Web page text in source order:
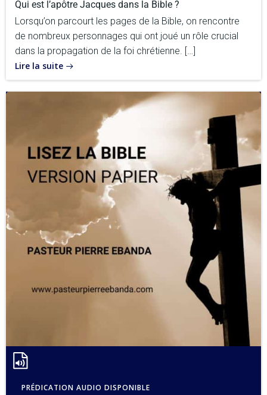
Qui est l’apôtre Jacques dans la Bible ?
Lorsqu’on parcourt les pages de la Bible, on rencontre
de nombreux personnages qui ont joué un rôle crucial
dans la propagation de la foi chrétienne. […]
Lire la suite
PRÉDICATION AUDIO DISPONIBLE